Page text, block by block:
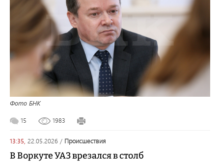
Фото БНК
15 1983
13:35, 22.05.2026 / происшествия
В Воркуте УАЗ врезался в столб